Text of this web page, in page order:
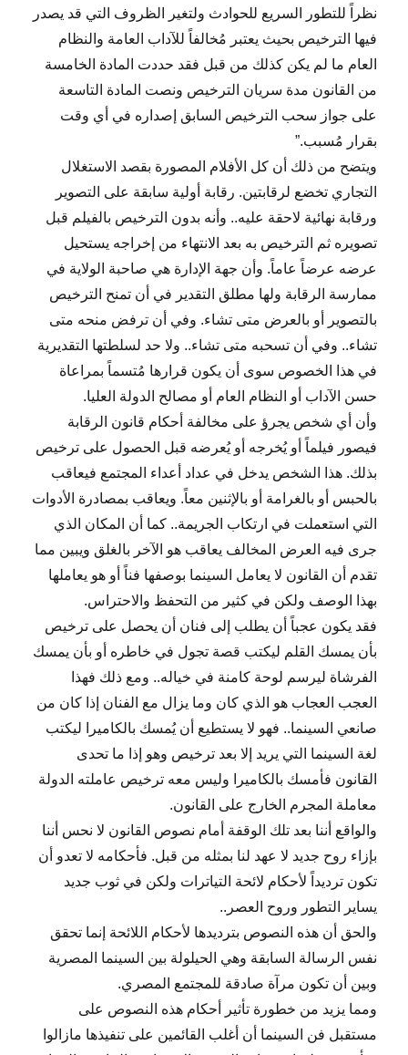
نظراً للتطور السريع للحوادث ولتغير الظروف التي قد يصدر
فيها الترخيص بحيث يعتبر مُخالفاً للآداب العامة والنظام
العام ما لم يكن كذلك من قبل فقد حددت المادة الخامسة
من القانون مدة سريان الترخيص ونصت المادة التاسعة
على جواز سحب الترخيص السابق إصداره في أي وقت
بقرار مُسبب.”
ويتضح من ذلك أن كل الأفلام المصورة بقصد الاستغلال
التجاري تخضع لرقابتين. رقابة أولية سابقة على التصوير
ورقابة نهائية لاحقة عليه.. وأنه بدون الترخيص بالفيلم قبل
تصويره ثم الترخيص به بعد الانتهاء من إخراجه يستحيل
عرضه عرضاً عاماً. وأن جهة الإدارة هي صاحبة الولاية في
ممارسة الرقابة ولها مطلق التقدير في أن تمنح الترخيص
بالتصوير أو بالعرض متى تشاء. وفي أن ترفض منحه متى
تشاء.. وفي أن تسحبه متى تشاء.. ولا حد لسلطتها التقديرية
في هذا الخصوص سوى أن يكون قرارها مُتسماً بمراعاة
حسن الآداب أو النظام العام أو مصالح الدولة العليا.
وأن أي شخص يجرؤ على مخالفة أحكام قانون الرقابة
فيصور فيلماً أو يُخرجه أو يُعرضه قبل الحصول على ترخيص
بذلك. هذا الشخص يدخل في عداد أعداء المجتمع فيعاقب
بالحبس أو بالغرامة أو بالإثنين معاً. ويعاقب بمصادرة الأدوات
التي استعملت في ارتكاب الجريمة.. كما أن المكان الذي
جرى فيه العرض المخالف يعاقب هو الآخر بالغلق ويبين مما
تقدم أن القانون لا يعامل السينما بوصفها فناً أو هو يعاملها
بهذا الوصف ولكن في كثير من التحفظ والاحتراس.
فقد يكون عجباً أن يطلب إلى فنان أن يحصل على ترخيص
بأن يمسك القلم ليكتب قصة تجول في خاطره أو بأن يمسك
الفرشاة ليرسم لوحة كامنة في خياله.. ومع ذلك فهذا
العجب العجاب هو الذي كان وما يزال مع الفنان إذا كان من
صانعي السينما.. فهو لا يستطيع أن يُمسك بالكاميرا ليكتب
لغة السينما التي يريد إلا بعد ترخيص وهو إذا ما تحدى
القانون فأمسك بالكاميرا وليس معه ترخيص عاملته الدولة
معاملة المجرم الخارج على القانون.
والواقع أننا بعد تلك الوقفة أمام نصوص القانون لا نحس أننا
بإزاء روح جديد لا عهد لنا بمثله من قبل. فأحكامه لا تعدو أن
تكون ترديداً لأحكام لائحة التياترات ولكن في ثوب جديد
يساير التطور وروح العصر..
والحق أن هذه النصوص بترديدها لأحكام اللائحة إنما تحقق
نفس الرسالة السابقة وهي الحيلولة بين السينما المصرية
وبين أن تكون مرآة صادقة للمجتمع المصري.
ومما يزيد من خطورة تأثير أحكام هذه النصوص على
مستقبل فن السينما أن أغلب القائمين على تنفيذها مازالوا